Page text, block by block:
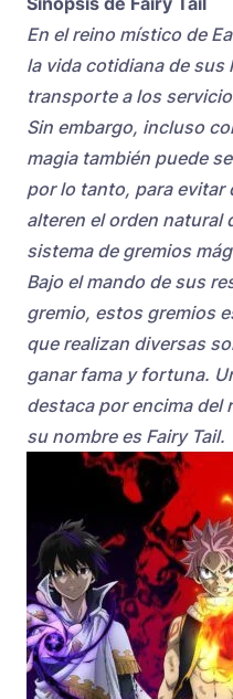
En el reino místico de
la vida cotidiana de sus
transporte a los
Sin embargo, incluso
magia también puede
por lo tanto, para evitar
alteren el orden natural
sistema de gremios
Bajo el mando de sus
gremio, estos gremios
que realizan diversas
ganar fama y fortuna.
destaca por encima del
su nombre es Fairy Tail.